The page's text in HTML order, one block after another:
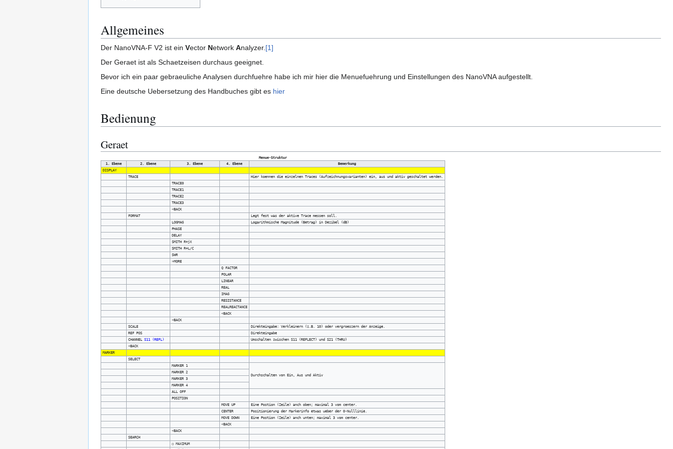
Allgemeines
Der NanoVNA-F V2 ist ein Vector Network Analyzer. [1]
Der Geraet ist als Schaetzeisen durchaus geeignet.
Bevor ich ein paar gebraeuliche Analysen durchfuehre habe ich mir hier die Menuefuehrung und Einstellungen des NanoVNA aufgestellt.
Eine deutsche Uebersetzung des Handbuches gibt es hier
Bedienung
Geraet
Menue-Struktur
1. Ebene
2. Ebene 3. Ebene 4. Ebene
Bemerkung
DISPLAY
TRACE
Hier koennen die einzelnen Traces (Aufzeichnungsvarianten) ein, aus und aktiv geschaltet werden.
TRACE0
TRACE1
TRACE2
TRACE3
<BACK
FORMAT
Legt fest was der aktive Trace messen soll.
LOGMAG
Logarithmische Magnitude (Betrag) in Dezibel (dB)
PHASE
DELAY
SMITH R+jX
SMITH R+L/C
SWR
>MORE
Q FACTOR
POLAR
LINEAR
REAL
IMAG
RESISTANCE
REALREACTANCE
<BACK
<BACK
SCALE
Direkteingabe: Verkleinern (z.B. 10) oder vergroeszern der Anzeige.
REF POS
Direkteingabe
CHANNEL S11 (REFL)
Umschalten zwischen S11 (REFLECT) und S21 (THRU)
<BACK
MARKER
SELECT
MARKER 1
Durchschalten von Ein, Aus und Aktiv
MARKER 2
MARKER 3
MARKER 4
ALL OFF
POSITION
MOVE UP
Eine Postion (Zeile) anch oben; maximal 3 vom center.
CENTER
Positionierung der Markerinfo etwas ueber der 0-Nulllinie.
MOVE DOWN
Eine Postion (Zeile) anch unten; maximal 3 vom center.
<BACK
<BACK
SEARCH
○ MAXIMUM